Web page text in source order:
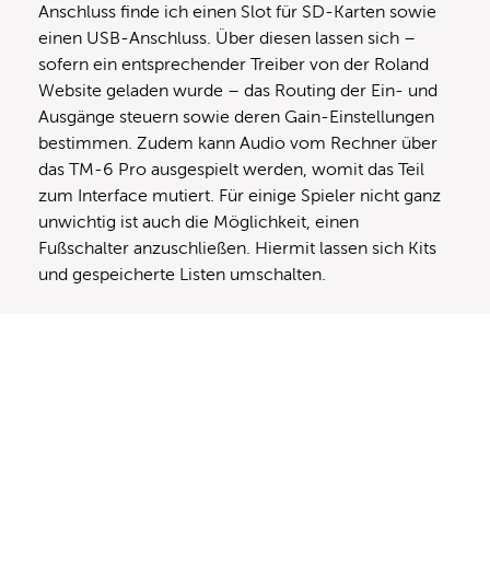
Anschluss finde ich einen Slot für SD-Karten sowie
einen USB-Anschluss. Über diesen lassen sich –
sofern ein entsprechender Treiber von der Roland
Website geladen wurde – das Routing der Ein- und
Ausgänge steuern sowie deren Gain-Einstellungen
bestimmen. Zudem kann Audio vom Rechner über
das TM-6 Pro ausgespielt werden, womit das Teil
zum Interface mutiert. Für einige Spieler nicht ganz
unwichtig ist auch die Möglichkeit, einen
Fußschalter anzuschließen. Hiermit lassen sich Kits
und gespeicherte Listen umschalten.